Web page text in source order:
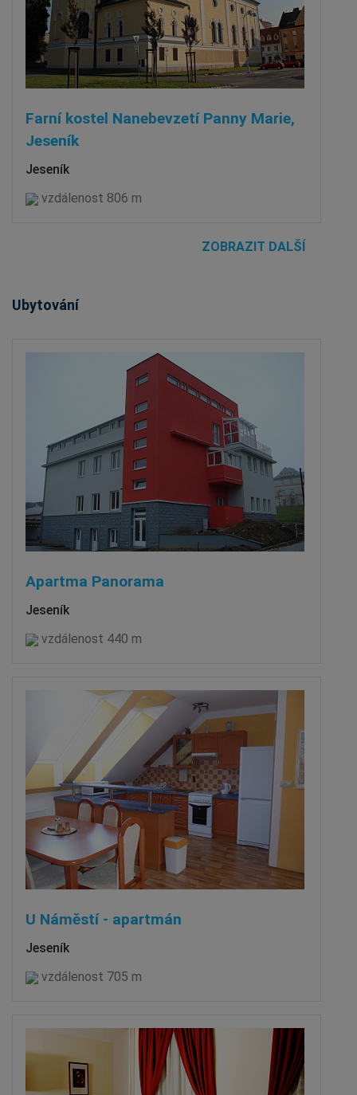
Farní kostel Nanebevzetí Panny Marie,
Jeseník
Jeseník
vzdálenost 806 m
ZOBRAZIT DALŠÍ
Ubytování
Apartma Panorama
Jeseník
vzdálenost 440 m
U Náměstí - apartmán
Jeseník
vzdálenost 705 m